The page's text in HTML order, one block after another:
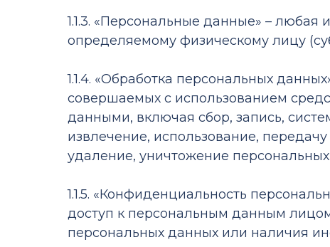
1.1.3. «Персональные данные» –
определяемому физическому лицу
1.1.4. «Обработка персональных
совершаемых с использованием
данными, включая сбор, запись,
извлечение, использование,
удаление, уничтожение
1.1.5. «Конфиденциальность
доступ к персональным данным лицом
персональных данных или наличия